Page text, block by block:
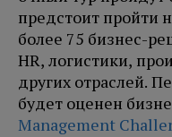
предстоит пройти
более 75 бизнес-
HR, логистики,
других отраслей.
будет оценен
Management